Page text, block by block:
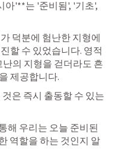
아'**는 '준비됨', '기초',
덕분에 험난한 지형에
할 수 있었습니다. 영적
의 지형을 걷더라도 흔
제공합니다.
은 즉시 출동할 수 있는
해 우리는 오늘 준비된
역할을 하는 것인지 알